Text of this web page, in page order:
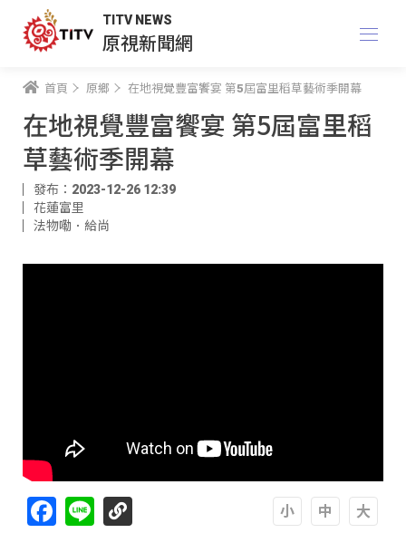
TITV NEWS
原視新聞網
首頁 原鄉 在地視覺豐富饗宴 第5屆富里稻草藝術季開幕
在地視覺豐富饗宴 第5屆富里稻
草藝術季開幕
發布：2023-12-26 12:39
花蓮富里
法物嘞．給尚
Facebook
Line